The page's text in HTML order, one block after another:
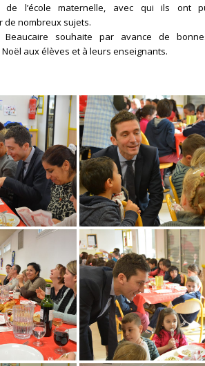
de l’école maternelle, avec qui ils ont
de nombreux sujets.
souhaite par avance de
aux élèves et à leurs enseignants.